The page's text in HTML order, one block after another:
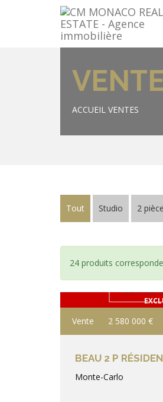
ACCUEIL VENTES
Tout Studio 2
24 produits
DÉTAILS
Vente 2 580 000 €
BEAU 2 P
Monte-Carlo